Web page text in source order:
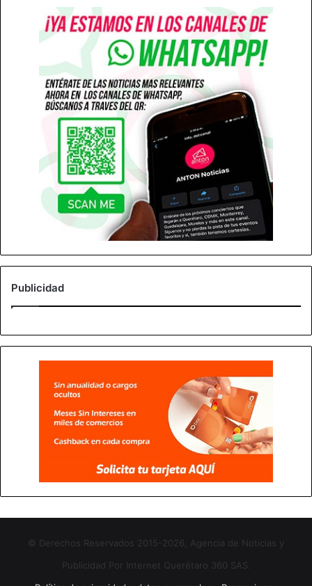
Publicidad
© Derechos Reservados 2015-2026, Agencia de Noticias y
Publicidad Por Internet Querétaro 360 SAS.